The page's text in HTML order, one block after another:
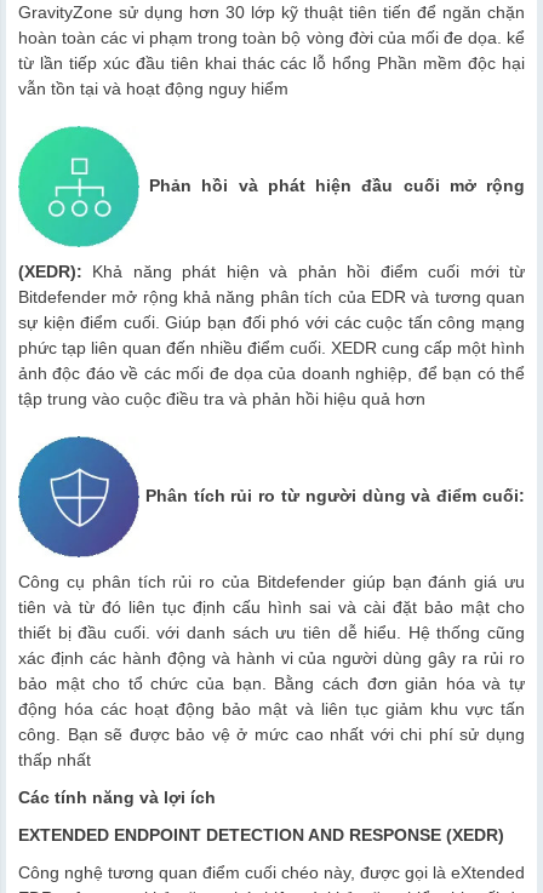
GravityZone sử dụng hơn 30 lớp kỹ thuật tiên tiến để ngăn chặn
hoàn toàn các vi phạm trong toàn bộ vòng đời của mối đe dọa. kể
từ lần tiếp xúc đầu tiên khai thác các lỗ hổng Phần mềm độc hại
vẫn tồn tại và hoạt động nguy hiểm
Phản hồi và phát hiện đầu cuối mở rộng
(XEDR): Khả năng phát hiện và phản hồi điểm cuối mới từ
Bitdefender mở rộng khả năng phân tích của EDR và ​​tương quan
sự kiện điểm cuối. Giúp bạn đối phó với các cuộc tấn công mạng
phức tạp liên quan đến nhiều điểm cuối. XEDR cung cấp một hình
ảnh độc đáo về các mối đe dọa của doanh nghiệp, để bạn có thể
tập trung vào cuộc điều tra và phản hồi hiệu quả hơn
Phân tích rủi ro từ người dùng và điểm cuối:
Công cụ phân tích rủi ro của Bitdefender giúp bạn đánh giá ưu
tiên và từ đó liên tục định cấu hình sai và cài đặt bảo mật cho
thiết bị đầu cuối. với danh sách ưu tiên dễ hiểu. Hệ thống cũng
xác định các hành động và hành vi của người dùng gây ra rủi ro
bảo mật cho tổ chức của bạn. Bằng cách đơn giản hóa và tự
động hóa các hoạt động bảo mật và liên tục giảm khu vực tấn
công. Bạn sẽ được bảo vệ ở mức cao nhất với chi phí sử dụng
thấp nhất
Các tính năng và lợi ích
EXTENDED ENDPOINT DETECTION AND RESPONSE (XEDR)
Công nghệ tương quan điểm cuối chéo này, được gọi là eXtended